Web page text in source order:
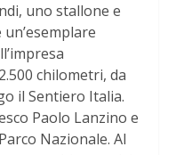
uno stallone e
chilometri, da
il Sentiero Italia.
Paolo Lanzino e
Nazionale. Al